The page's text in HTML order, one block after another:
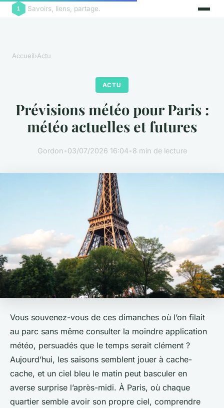
Savoirs, liens, partage.
Accueil›Actu
ACTU
Prévisions météo pour Paris :
météo actuelles et futures
Gordon •03/07/2026 16:04•8 min de lecture
Vous souvenez-vous de ces dimanches où l’on filait
au parc sans même consulter la moindre application
météo, persuadés que le temps serait clément ?
Aujourd’hui, les saisons semblent jouer à cache-
cache, et un ciel bleu le matin peut basculer en
averse surprise l’après-midi. À Paris, où chaque
quartier semble avoir son propre ciel, comprendre